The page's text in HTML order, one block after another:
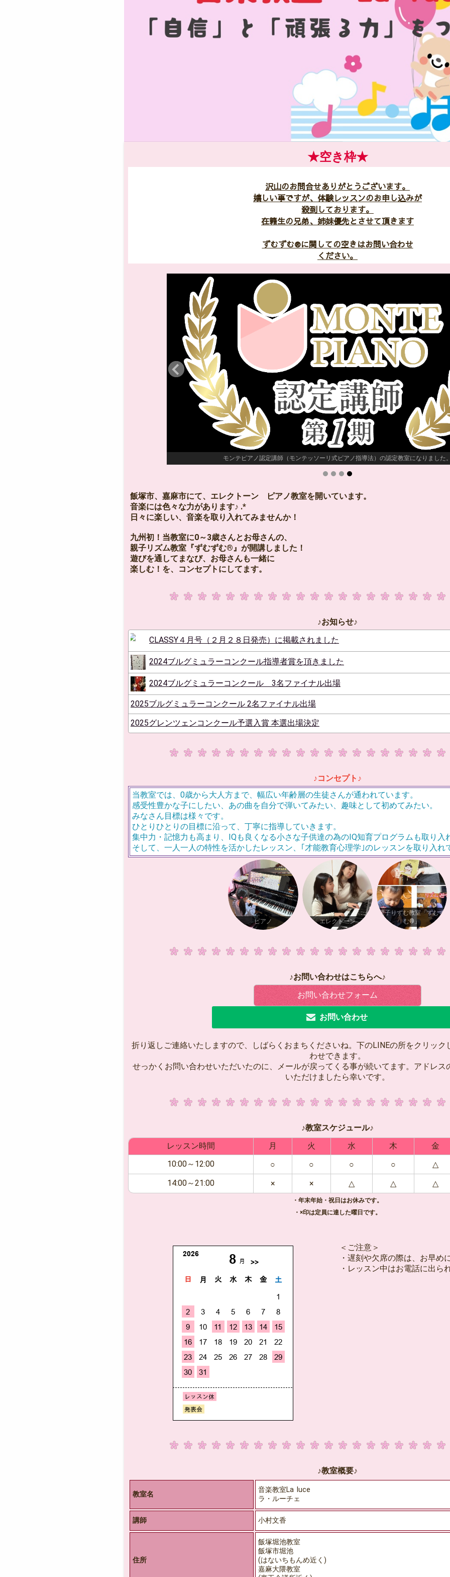
★空き枠★
沢山のお問合せありがとうございます。
嬉しい事ですが、体験レッスンのお申し込みが
殺到しております。
在籍生の兄弟、姉妹優先とさせて頂きます
ずむずむ®︎に関しての空きはお問い合わせ
ください。
モンテピアノ認定講師（モンテッソーリ式ピアノ指導法）の認定教室になりました。
飯塚市、嘉麻市にて、エレクトーン ピアノ教室を開いています。
音楽には色々な力があります♪ .*
日々に楽しい、音楽を取り入れてみませんか！
九州初！当教室に0～3歳さんとお母さんの、
親子リズム教室『ずむずむ®』が開講しました！
遊びを通してまなび、お母さんも一緒に
楽しむ！を、コンセプトにしてます。
♪お知らせ♪
CLASSY４月号（２月２８日発売）に掲載されました
2024ブルグミュラーコンクール指導者賞を頂きました
2024ブルグミュラーコンクール 3名ファイナル出場
2025ブルグミュラーコンクール 2名ファイナル出場
2025グレンツェンコンクール予選入賞 本選出場決定
♪コンセプト♪
当教室では、0歳から大人方まで、幅広い年齢層の生徒さんが通われています。
感受性豊かな子にしたい、あの曲を自分で弾いてみたい、趣味として初めてみたい。
みなさん目標は様々です。
ひとりひとりの目標に沿って、丁寧に指導していきます。
集中力・記憶力も高まり、IQも良くなる小さな子供達の為のIQ知育プログラムも取り入
そして、一人一人の特性を活かしたレッスン、｢才能教育心理学｣のレッスンを取り入れ
ピアノ エレクトーン
親子りずむ教室「ずむず
む®️」
♪お問い合わせはこちらへ♪
お問い合わせフォーム
お問い合わせ
折り返しご連絡いたしますので、しばらくおまちくださいね。下のLINEの所をクリック
わせできます。
せっかくお問い合わせいただいたのに、メールが戻ってくる事が続いてます。アドレス
いただけましたら幸いです。
♪教室スケジュール♪
レッスン時間
月 火 水 木 金
10:00～12:00
○ ○ ○ ○ △
14:00～21:00
× × △ △ △
・年末年始・祝日はお休みです。
・×印は定員に達した曜日です。
＜ご注意＞
・遅刻や欠席の際は、お早め
・レッスン中はお電話に出ら
♪教室概要♪
教室名
音楽教室La luce
ラ・ルーチェ
講師 小村文香
住所
飯塚堀池教室
飯塚市堀池
(はないちもんめ近く)
嘉麻大隈教室